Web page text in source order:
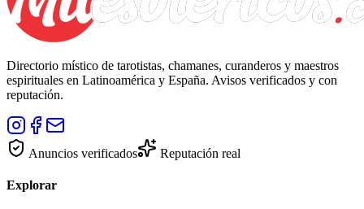
Directorio místico de tarotistas, chamanes, curanderos y maestros
espirituales en Latinoamérica y España. Avisos verificados y con
reputación.
Anuncios verificados Reputación real
Explorar